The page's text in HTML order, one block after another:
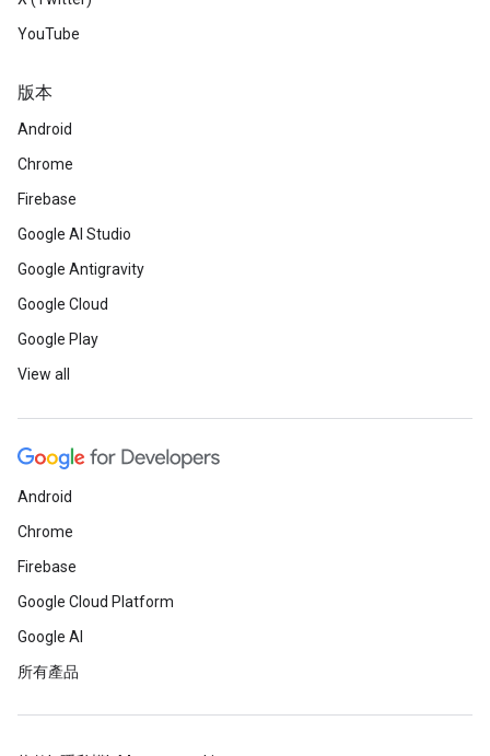
YouTube
版本
Android
Chrome
Firebase
Google AI Studio
Google Antigravity
Google Cloud
Google Play
View all
Android
Chrome
Firebase
Google Cloud Platform
Google AI
所有產品